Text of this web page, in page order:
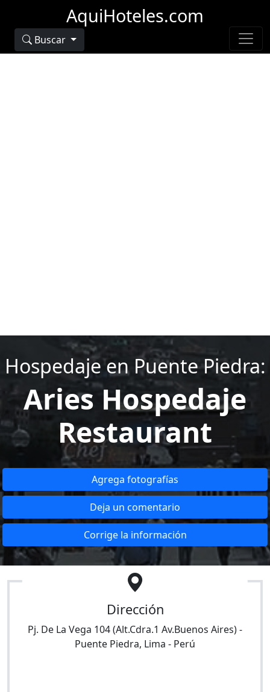
AquiHoteles.com
Buscar
Hospedaje en Puente Piedra:
Aries Hospedaje
Restaurant
Agrega fotografías
Deja un comentario
Corrige la información
Dirección
Pj. De La Vega 104 (Alt.Cdra.1 Av.Buenos Aires)-
Puente Piedra, Lima - Perú